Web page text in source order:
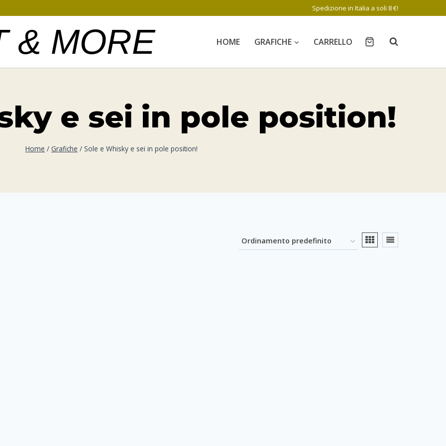
Spedizione in Italia a soli 8 €!
& MORE HOME GRAFICHE CARRELLO
e sei in pole position!
Home / Grafiche / Sole e Whisky e sei in pole position!